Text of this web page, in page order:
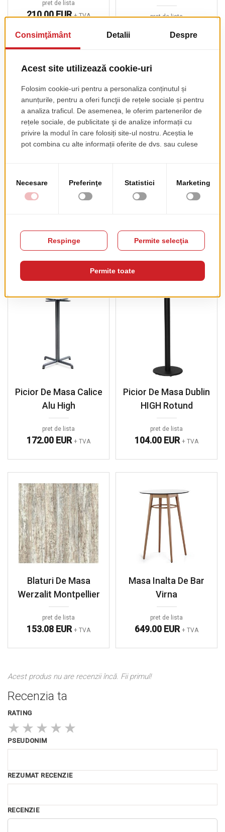
pret de lista
210.00 EUR+ TVA pret de lista
Pop De Bar
383.00 EUR
PRODUSE COMPLEMENTARE
Picior De Masa Calice
Alu High
pret de lista
172.00 EUR + TVA
Picior De Masa Dublin
HIGH Rotund
pret de lista
104.00 EUR + TVA
Blaturi De Masa
Werzalit Montpellier
pret de lista
153.08 EUR + TVA
Masa Inalta De Bar
Virna
pret de lista
649.00 EUR + TVA
Acest produs nu are recenzii încă. Fii primul!
Recenzia ta
RATING
★ ★ ★ ★ ★
PSEUDONIM
REZUMAT RECENZIE
RECENZIE